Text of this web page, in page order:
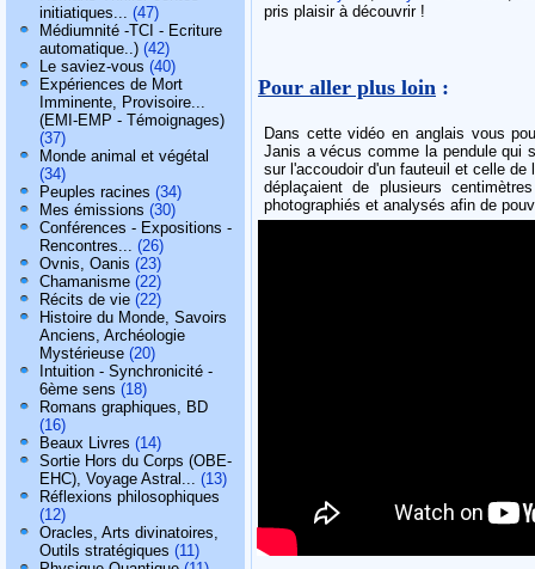
initiatiques... (47)
Médiumnité -TCI - Ecriture
automatique..) (42)
Le saviez-vous (40)
Expériences de Mort
Imminente, Provisoire...
(EMI-EMP - Témoignages)
(37)
Monde animal et végétal
(34)
Peuples racines (34)
Mes émissions (30)
Conférences - Expositions -
Rencontres... (26)
Ovnis, Oanis (23)
Chamanisme (22)
Récits de vie (22)
Histoire du Monde, Savoirs
Anciens, Archéologie
Mystérieuse (20)
Intuition - Synchronicité -
6ème sens (18)
Romans graphiques, BD
(16)
Beaux Livres (14)
Sortie Hors du Corps (OBE-
EHC), Voyage Astral... (13)
Réflexions philosophiques
(12)
Oracles, Arts divinatoires,
Outils stratégiques (11)
pris plaisir à découvrir !
Pour aller plus loin :
Dans cette vidéo en anglais vous
Janis a vécus comme la pendule qui
sur l'accoudoir d'un fauteuil et celle
déplaçaient de plusieurs
photographiés et analysés afin de